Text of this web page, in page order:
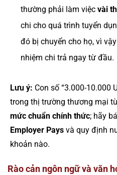
thường phải làm việc vài
chi cho quá trình tuyển
đó bị chuyển cho họ, vì
nhiệm chi trả ngay từ đầu.
Lưu ý: Con số “3.000-10.000
trong thị trường thương mại
mức chuẩn chính thức; hãy
Employer Pays và quy định
khoản nào.
Rào cản ngôn ngữ và văn